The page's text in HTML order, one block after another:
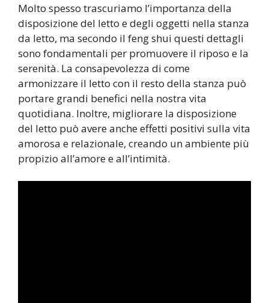
Molto spesso trascuriamo l’importanza della
disposizione del letto e degli oggetti nella stanza
da letto, ma secondo il feng shui questi dettagli
sono fondamentali per promuovere il riposo e la
serenità. La consapevolezza di come
armonizzare il letto con il resto della stanza può
portare grandi benefici nella nostra vita
quotidiana. Inoltre, migliorare la disposizione
del letto può avere anche effetti positivi sulla vita
amorosa e relazionale, creando un ambiente più
propizio all’amore e all’intimità.